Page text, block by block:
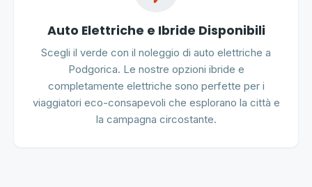
Auto Elettriche e Ibride Disponibili
Scegli il verde con il noleggio di auto elettriche a
Podgorica. Le nostre opzioni ibride e
completamente elettriche sono perfette per i
viaggiatori eco-consapevoli che esplorano la città e
la campagna circostante.